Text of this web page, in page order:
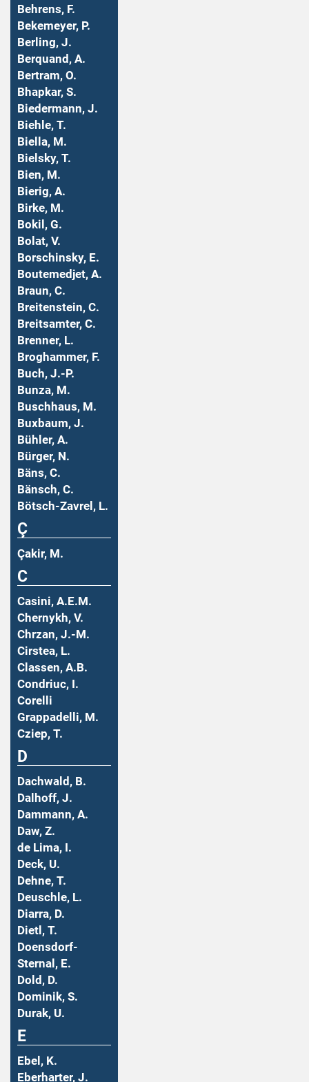
Behrens, F.
Bekemeyer, P.
Berling, J.
Berquand, A.
Bertram, O.
Bhapkar, S.
Biedermann, J.
Biehle, T.
Biella, M.
Bielsky, T.
Bien, M.
Bierig, A.
Birke, M.
Bokil, G.
Bolat, V.
Borschinsky, E.
Boutemedjet, A.
Braun, C.
Breitenstein, C.
Breitsamter, C.
Brenner, L.
Broghammer, F.
Buch, J.-P.
Bunza, M.
Buschhaus, M.
Buxbaum, J.
Bühler, A.
Bürger, N.
Bäns, C.
Bänsch, C.
Bötsch-Zavrel, L.
Ç
Çakir, M.
C
Casini, A.E.M.
Chernykh, V.
Chrzan, J.-M.
Cirstea, L.
Classen, A.B.
Condriuc, I.
Corelli
Grappadelli, M.
Cziep, T.
D
Dachwald, B.
Dalhoff, J.
Dammann, A.
Daw, Z.
de Lima, I.
Deck, U.
Dehne, T.
Deuschle, L.
Diarra, D.
Dietl, T.
Doensdorf-
Sternal, E.
Dold, D.
Dominik, S.
Durak, U.
E
Ebel, K.
Eberharter, J.